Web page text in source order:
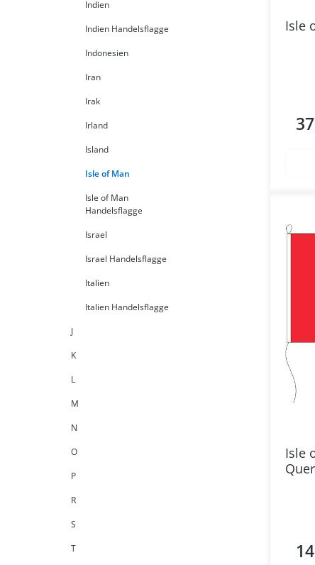
Indien
Indien Handelsflagge
Indonesien
Iran
Irak
Irland
Island
Isle of Man
Isle of Man
Handelsflagge
Israel
Israel Handelsflagge
Italien
Italien Handelsflagge
J
K
L
M
N
O
P
R
S
T
Isle
Isle